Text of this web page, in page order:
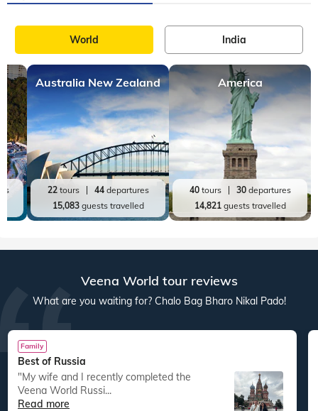
World India
Australia New Zealand
22tours 44departures
15,083guests travelled
America
40tours 30departures
14,821guests travelled
Veena World tour reviews
What are you waiting for? Chalo Bag Bharo Nikal Pado!
Family
Best of Russia
"My wife and I recently completed the
Veena World Russi...
Read more